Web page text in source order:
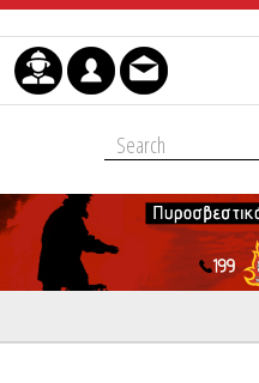
Μετάβαση στο περιεχόμενο